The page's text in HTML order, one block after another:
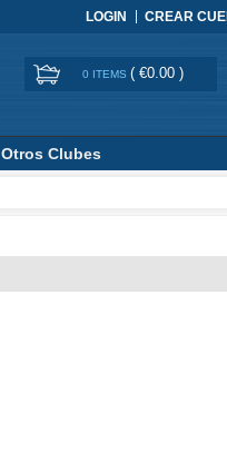
LOGIN CREAR
0 ITEMS ( €0.00 )
Otros Clubes